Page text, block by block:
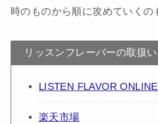
時のものから順に攻めていくの
リッスンフレーバーの取扱
LISTEN FLAVOR
楽天市場